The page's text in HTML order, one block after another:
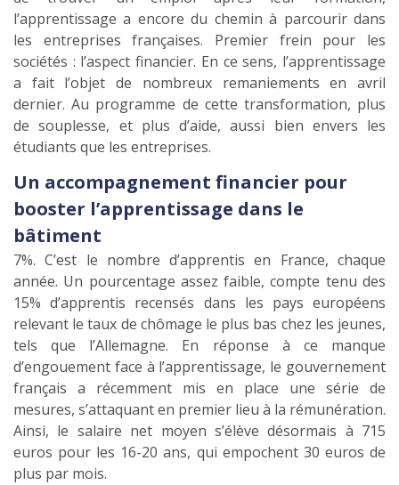
l’apprentissage a encore du chemin à parcourir dans
les entreprises françaises. Premier frein pour les
sociétés : l’aspect financier. En ce sens, l’apprentissage
a fait l’objet de nombreux remaniements en avril
dernier. Au programme de cette transformation, plus
de souplesse, et plus d’aide, aussi bien envers les
étudiants que les entreprises.
Un accompagnement financier pour
booster l’apprentissage dans le
bâtiment
7%. C’est le nombre d’apprentis en France, chaque
année. Un pourcentage assez faible, compte tenu des
15% d’apprentis recensés dans les pays européens
relevant le taux de chômage le plus bas chez les jeunes,
tels que l’Allemagne. En réponse à ce manque
d’engouement face à l’apprentissage, le gouvernement
français a récemment mis en place une série de
mesures, s’attaquant en premier lieu à la rémunération.
Ainsi, le salaire net moyen s’élève désormais à 715
euros pour les 16-20 ans, qui empochent 30 euros de
plus par mois.